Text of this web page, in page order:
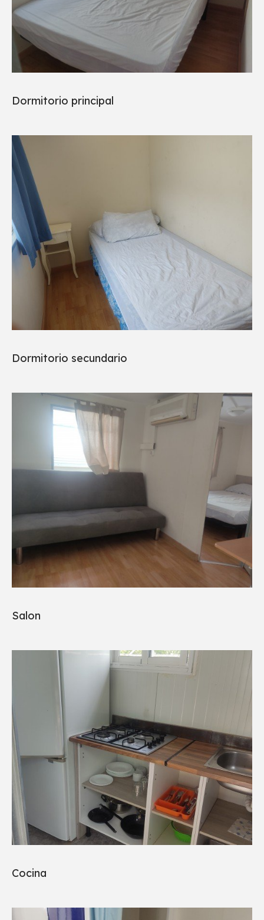
Dormitorio principal
Dormitorio secundario
Salon
Cocina